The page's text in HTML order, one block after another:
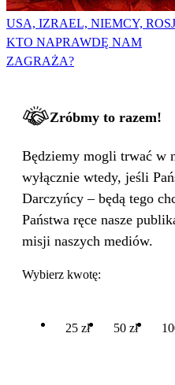
USA, IZRAEL, NIEMCY,
KTO NAPRAWDĘ NAM
ZAGRAŻA?
Zróbmy to razem!
Będziemy mogli trwać w
wyłącznie wtedy, jeśli
Darczyńcy – będą tego
Państwa ręce nasze
misji naszych mediów.
Wybierz kwotę:
25 zł 50 zł